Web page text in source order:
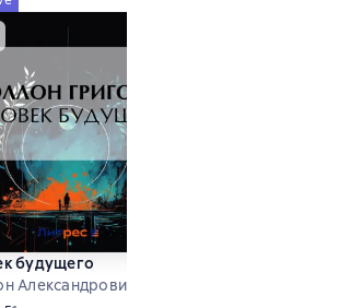
будущего
Александрович Григорьев